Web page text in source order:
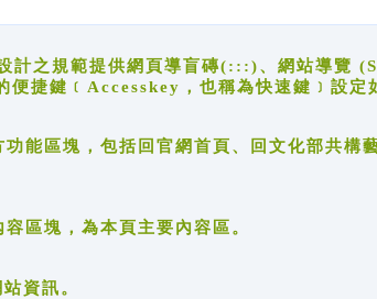
計之規範提供網頁導盲磚(:::)、網站導覽
捷鍵﹝Accesskey，也稱為快速鍵﹞設定
區塊，包括回官網首頁、回文化部共構
塊，為本頁主要內容區。
資訊。